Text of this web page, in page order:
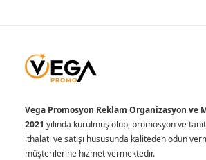
Vega Promosyon Reklam Organizasyon ve
2021 yılında kurulmuş olup, promosyon ve
ithalatı ve satışı hususunda kaliteden ödün
müşterilerine hizmet vermektedir.